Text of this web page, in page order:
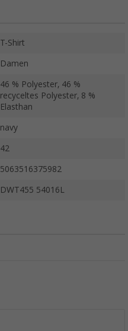
T-Shirt
Damen
46 % Polyester, 46 %
recyceltes Polyester, 8 %
Elasthan
navy
42
5063516375982
DWT455 54016L